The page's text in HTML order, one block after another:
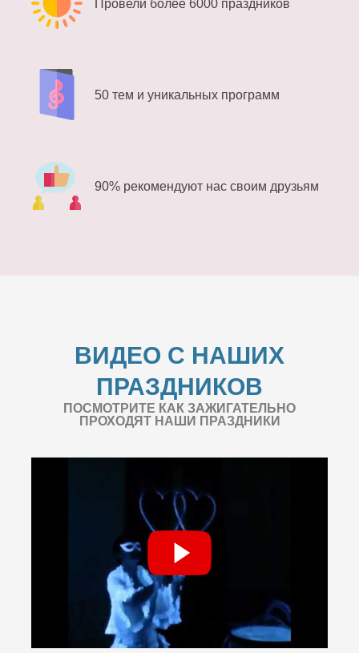
Провели более 6000 праздников
50 тем и уникальных программ
90% рекомендуют нас своим друзьям
ВИДЕО С НАШИХ
ПРАЗДНИКОВ
ПОСМОТРИТЕ КАК ЗАЖИГАТЕЛЬНО
ПРОХОДЯТ НАШИ ПРАЗДНИКИ